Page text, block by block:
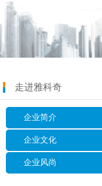
走进雅科奇
企业简介
企业文化
企业风尚